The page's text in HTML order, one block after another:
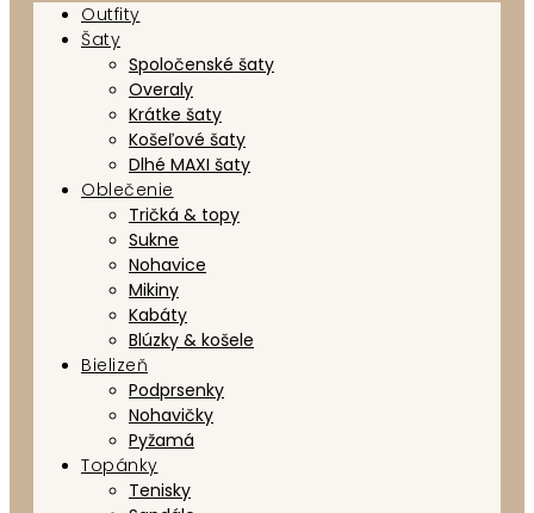
Outfity
Šaty
Spoločenské šaty
Overaly
Krátke šaty
Košeľové šaty
Dlhé MAXI šaty
Oblečenie
Tričká & topy
Sukne
Nohavice
Mikiny
Kabáty
Blúzky & košele
Bielizeň
Podprsenky
Nohavičky
Pyžamá
Topánky
Tenisky